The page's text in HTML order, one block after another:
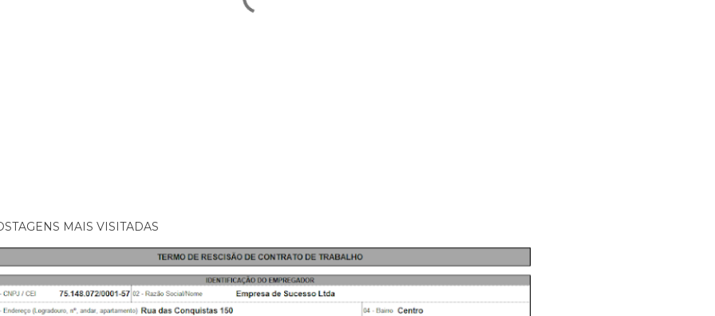
MAIS VISITADAS